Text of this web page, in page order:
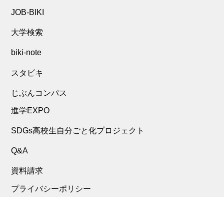
JOB-BIKI
大学検索
biki-note
スタビキ
じぶんコンパス
進学EXPO
SDGs高校生自分ごと化プロジェクト
Q&A
資料請求
プライバシーポリシー